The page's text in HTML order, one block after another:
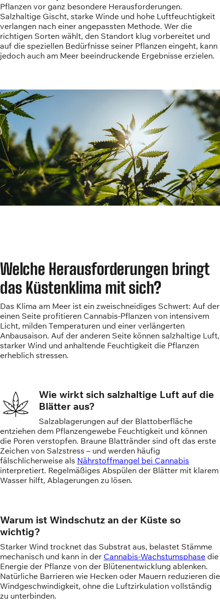
Pflanzen vor ganz besondere Herausforderungen.
Salzhaltige Gischt, starke Winde und hohe Luftfeuchtigkeit
verlangen nach einer angepassten Methode. Wer die
richtigen Sorten wählt, den Standort klug vorbereitet und
auf die speziellen Bedürfnisse seiner Pflanzen eingeht, kann
jedoch auch am Meer beeindruckende Ergebnisse erzielen.
Welche Herausforderungen bringt
das Küstenklima mit sich?
Das Klima am Meer ist ein zweischneidiges Schwert: Auf der
einen Seite profitieren Cannabis-Pflanzen von intensivem
Licht, milden Temperaturen und einer verlängerten
Anbausaison. Auf der anderen Seite können salzhaltige Luft,
starker Wind und anhaltende Feuchtigkeit die Pflanzen
erheblich stressen.
Wie wirkt sich salzhaltige Luft auf die
Blätter aus?
Salzablagerungen auf der Blattoberfläche
entziehen dem Pflanzengewebe Feuchtigkeit und können
die Poren verstopfen. Braune Blattränder sind oft das erste
Zeichen von Salzstress – und werden häufig
fälschlicherweise als Nährstoffmangel bei Cannabis
interpretiert. Regelmäßiges Abspülen der Blätter mit klarem
Wasser hilft, Ablagerungen zu lösen.
Warum ist Windschutz an der Küste so
wichtig?
Starker Wind trocknet das Substrat aus, belastet Stämme
mechanisch und kann in der Cannabis-Wachstumsphase die
Energie der Pflanze von der Blütenentwicklung ablenken.
Natürliche Barrieren wie Hecken oder Mauern reduzieren die
Windgeschwindigkeit, ohne die Luftzirkulation vollständig
zu unterbinden.